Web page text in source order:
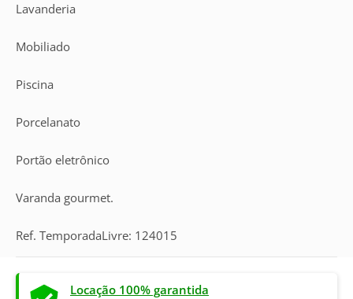
Lavanderia
Mobiliado
Piscina
Porcelanato
Portão eletrônico
Varanda gourmet.
Ref. TemporadaLivre: 124015
Locação 100% garantida